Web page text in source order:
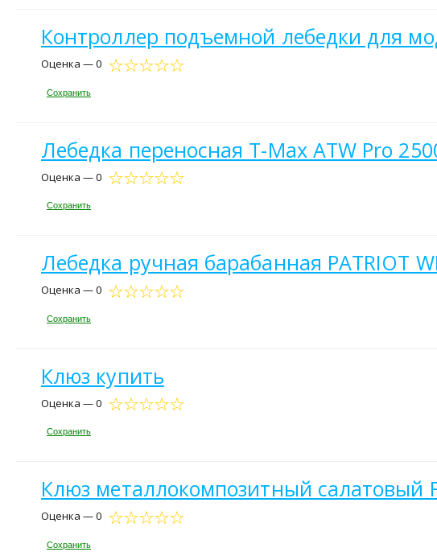
Контроллер подъемной лебедки для
Оценка — 0
Сохранить
Лебедка переносная T-Max ATW Pro
Оценка — 0
Сохранить
Лебедка ручная барабанная PATRIOT
Оценка — 0
Сохранить
Клюз купить
Оценка — 0
Сохранить
Клюз металлокомпозитный салатовый
Оценка — 0
Сохранить